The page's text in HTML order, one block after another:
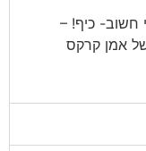
חשוב- כיף! –
אמן קרקס